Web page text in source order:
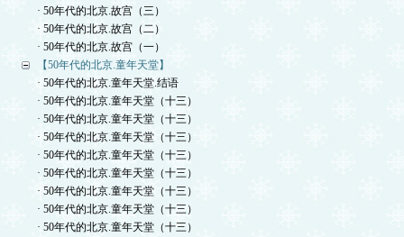
· 50年代的北京.故宫（三）
· 50年代的北京.故宫（二）
· 50年代的北京.故宫（一）
【50年代的北京.童年天堂】
· 50年代的北京.童年天堂.结语
· 50年代的北京.童年天堂（十三）
· 50年代的北京.童年天堂（十三）
· 50年代的北京.童年天堂（十三）
· 50年代的北京.童年天堂（十三）
· 50年代的北京.童年天堂（十三）
· 50年代的北京.童年天堂（十三）
· 50年代的北京.童年天堂（十三）
· 50年代的北京.童年天堂（十三）